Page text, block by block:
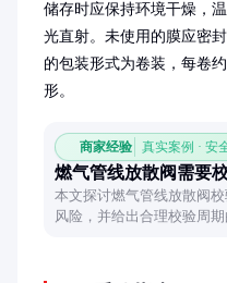
储存时应保持环境干燥，
光直射。未使用的膜应密
的包装形式为卷装，每卷
形。
商家经验 真实案例 · 安
燃气管线放散阀需要
本文探讨燃气管线放散阀
风险，并给出合理校验周